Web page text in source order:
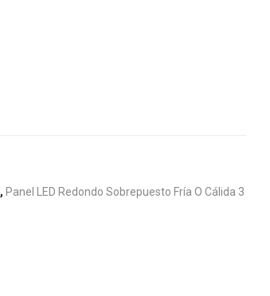
, Panel LED Redondo Sobrepuesto Fría O Cálida 3